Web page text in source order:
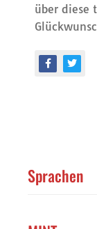
über diese
Sprachen